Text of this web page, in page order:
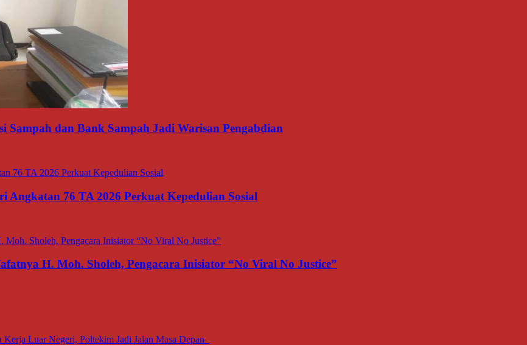
dan Bank Sampah Jadi Warisan Pengabdian
Angkatan 76 TA 2026 Perkuat Kepedulian Sosial
H. Moh. Sholeh, Pengacara Inisiator “No Viral No Justice”